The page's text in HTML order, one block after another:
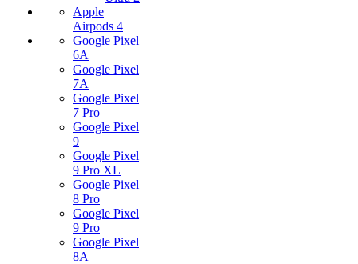
Apple
Airpods 4
Google Pixel
6A
Google Pixel
7А
Google Pixel
7 Pro
Google Pixel
9
Google Pixel
9 Pro XL
Google Pixel
8 Pro
Google Pixel
9 Pro
Google Pixel
8A